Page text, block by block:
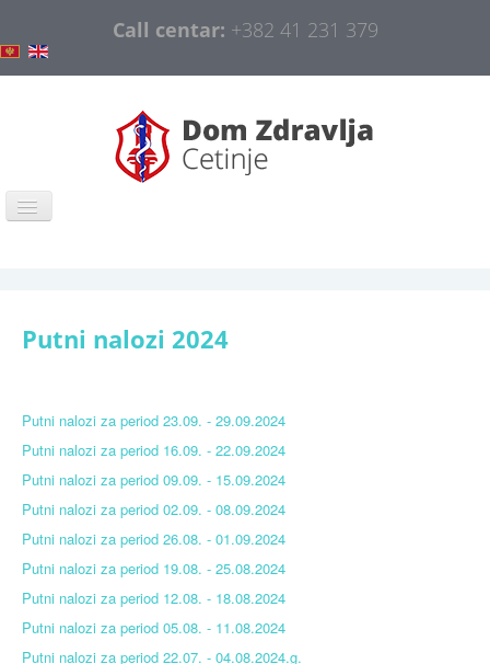
Call centar: +382 41 231 379
Opšte informacije
Obavještenja
Javne nabavke
Blog
Kontakt
Tenderi
Putni nalozi 2024
Putni nalozi za period 23.09. - 29.09.2024
Putni nalozi za period 16.09. - 22.09.2024
Putni nalozi za period 09.09. - 15.09.2024
Putni nalozi za period 02.09. - 08.09.2024
Putni nalozi za period 26.08. - 01.09.2024
Putni nalozi za period 19.08. - 25.08.2024
Putni nalozi za period 12.08. - 18.08.2024
Putni nalozi za period 05.08. - 11.08.2024
Putni nalozi za period 22.07. - 04.08.2024.g.